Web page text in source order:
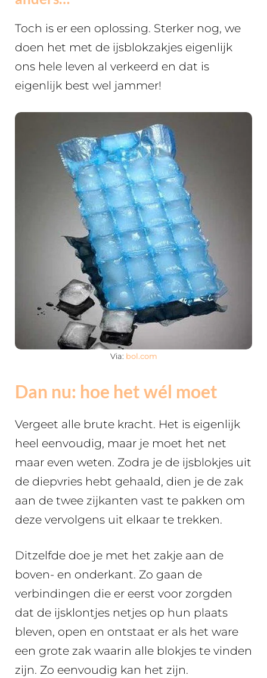
Toch is er een oplossing. Sterker nog, we
doen het met de ijsblokzakjes eigenlijk
ons hele leven al verkeerd en dat is
eigenlijk best wel jammer!
Via: bol.com
Dan nu: hoe het wél moet
Vergeet alle brute kracht. Het is eigenlijk
heel eenvoudig, maar je moet het net
maar even weten. Zodra je de ijsblokjes uit
de diepvries hebt gehaald, dien je de zak
aan de twee zijkanten vast te pakken om
deze vervolgens uit elkaar te trekken.
Ditzelfde doe je met het zakje aan de
boven- en onderkant. Zo gaan de
verbindingen die er eerst voor zorgden
dat de ijsklontjes netjes op hun plaats
bleven, open en ontstaat er als het ware
een grote zak waarin alle blokjes te vinden
zijn. Zo eenvoudig kan het zijn.